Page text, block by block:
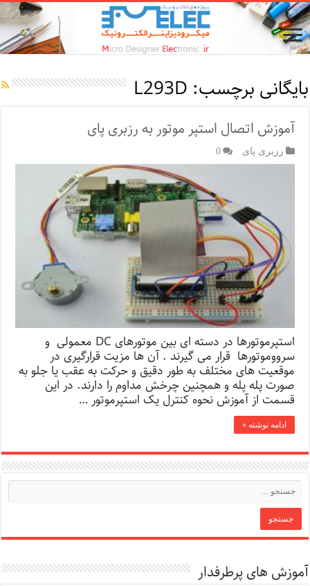
بایگانی برچسب: L293D
آموزش اتصال استپر موتور به رزبری پای
رزبری پای 0
استپرموتورها در دسته ای بین موتورهای DC معمولی و
سرووموتورها قرار می گیرند . آن ها مزیت قرارگیری در
موقعیت های مختلف به طور دقیق و حرکت به عقب یا جلو به
صورت پله پله و همچنین چرخش مداوم را دارند. در این
قسمت از آموزش نحوه کنترل یک استپرموتور …
ادامه نوشته »
آموزش های پرطرفدار